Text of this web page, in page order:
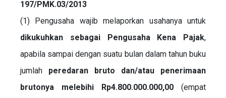
197/PMK.03/2013
(1) Pengusaha wajib melaporkan usahanya untuk
dikukuhkan sebagai Pengusaha Kena Pajak,
apabila sampai dengan suatu bulan dalam tahun buku
jumlah peredaran bruto dan/atau penerimaan
brutonya melebihi Rp4.800.000.000,00 (empat